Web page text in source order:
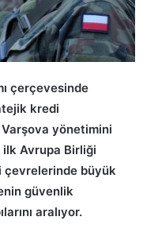
çerçevesinde
kredi
Varşova yönetimini
Avrupa Birliği
çevrelerinde büyük
güvenlik
aralıyor.